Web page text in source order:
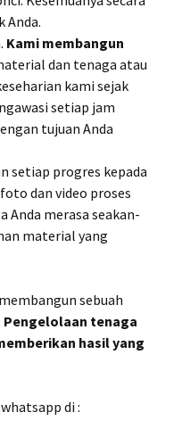
Anda.
Kami membangun
dan tenaga atau
kami sejak
setiap jam
tujuan Anda
setiap progres kepada
dan video proses
Anda merasa seakan-
material yang
sebuah
Pengelolaan tenaga
hasil yang
di :